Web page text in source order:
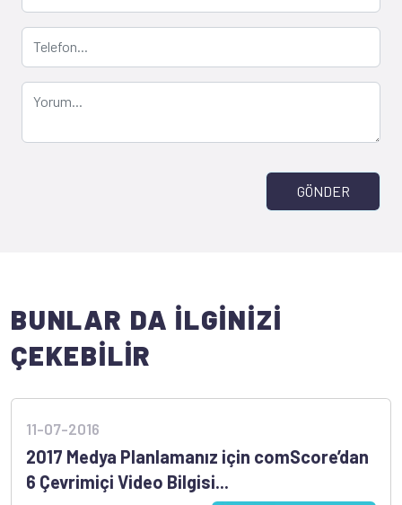
GÖNDER
BUNLAR DA İLGİNİZİ
ÇEKEBİLİR
11-07-2016
2017 Medya Planlamanız için comScore’dan
6 Çevrimiçi Video Bilgisi...